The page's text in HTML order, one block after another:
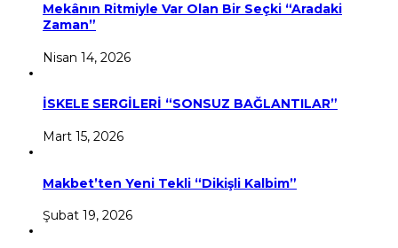
Mekânın Ritmiyle Var Olan Bir Seçki “Aradaki
Zaman”
Nisan 14, 2026
İSKELE SERGİLERİ “SONSUZ BAĞLANTILAR”
Mart 15, 2026
Makbet’ten Yeni Tekli “Dikişli Kalbim”
Şubat 19, 2026